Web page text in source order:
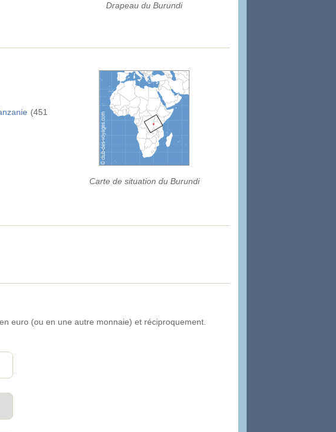
Drapeau du Burundi
(451
Carte de situation du Burundi
euro (ou en une autre monnaie) et réciproquement.